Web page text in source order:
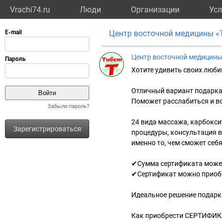
Vrachi74.ru Люди Организации
Забыли пароль?
Зарегистрироваться
Центр восточной медицины
Центр восточной
Хотите удивить своих
Отличный вариант
Поможет расслабиться и
24 вида массажа,
процедуры, консультация
именно то, чем сможет
✔Сумма сертификата
✔Сертификат можно
Идеальное решение
Как приобрести